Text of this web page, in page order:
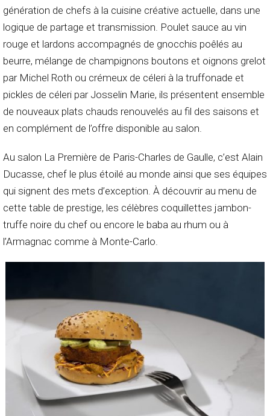
génération de chefs à la cuisine créative actuelle, dans une
logique de partage et transmission. Poulet sauce au vin
rouge et lardons accompagnés de gnocchis poêlés au
beurre, mélange de champignons boutons et oignons grelot
par Michel Roth ou crémeux de céleri à la truffonade et
pickles de céleri par Josselin Marie, ils présentent ensemble
de nouveaux plats chauds renouvelés au fil des saisons et
en complément de l’offre disponible au salon.
Au salon La Première de Paris-Charles de Gaulle, c’est Alain
Ducasse, chef le plus étoilé au monde ainsi que ses équipes
qui signent des mets d’exception. À découvrir au menu de
cette table de prestige, les célèbres coquillettes jambon-
truffe noire du chef ou encore le baba au rhum ou à
l’Armagnac comme à Monte-Carlo.